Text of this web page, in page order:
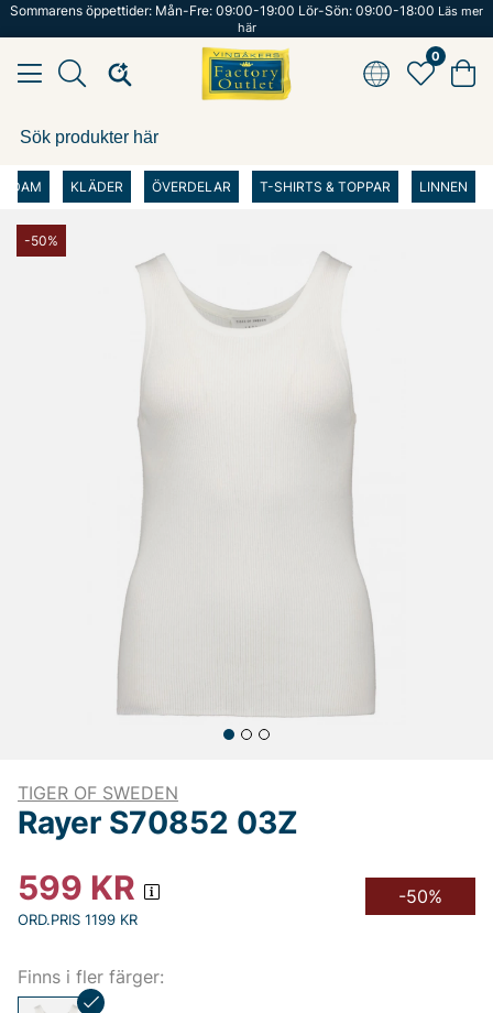
Sommarens öppettider: Mån-Fre: 09:00-19:00 Lör-Sön: 09:00-18:00 Läs mer
här
0
DAM KLÄDER ÖVERDELAR T-SHIRTS & TOPPAR LINNEN
-50%
TIGER OF SWEDEN
Rayer S70852 03Z
599 KR
ORD.PRIS 1199 KR
-50%
Finns i fler färger: